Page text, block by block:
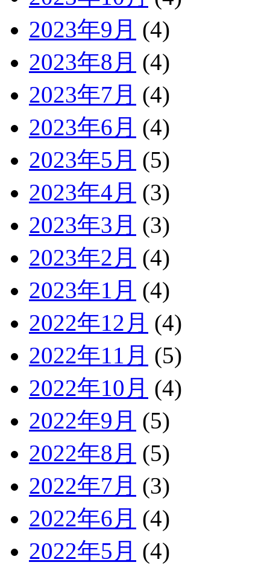
2023年9月 (4)
2023年8月 (4)
2023年7月 (4)
2023年6月 (4)
2023年5月 (5)
2023年4月 (3)
2023年3月 (3)
2023年2月 (4)
2023年1月 (4)
2022年12月 (4)
2022年11月 (5)
2022年10月 (4)
2022年9月 (5)
2022年8月 (5)
2022年7月 (3)
2022年6月 (4)
2022年5月 (4)